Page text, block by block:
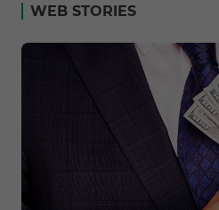
WEB STORIES